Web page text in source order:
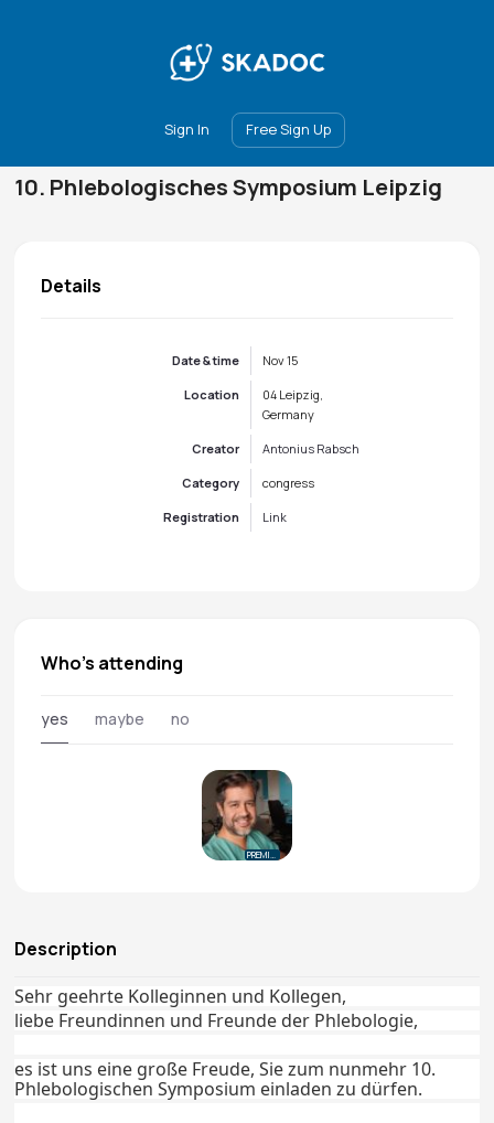
Sign In Free Sign Up
Events
Ambassadors
10. Phlebologisches Symposium Leipzig
Details
Date & time Nov 15
Location
04 Leipzig,
Germany
Creator Antonius Rabsch
Category congress
Registration Link
Who's attending
yes maybe no
Description
Sehr geehrte Kolleginnen und Kollegen,
liebe Freundinnen und Freunde der Phlebologie,
es ist uns eine große Freude, Sie zum nunmehr 10.
Phlebologischen Symposium einladen zu dürfen.